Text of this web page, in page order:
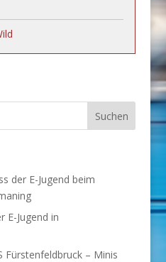
der E-Jugend beim
E-Jugend in
Fürstenfeldbruck – Minis